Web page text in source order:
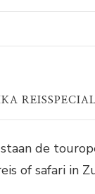
de
of safari in